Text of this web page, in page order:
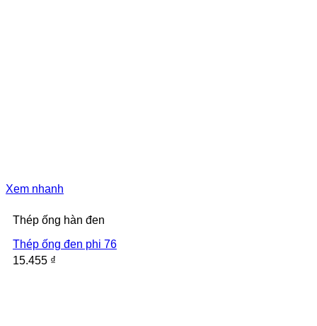
Xem nhanh
Thép ống hàn đen
Thép ống đen phi 76
15.455 ₫